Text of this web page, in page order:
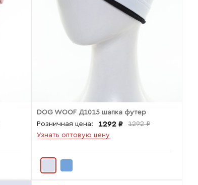
DOG WOOF Д1015 шапка футер
Розничная цена:
1292 ₽
1292 ₽
Узнать оптовую цену